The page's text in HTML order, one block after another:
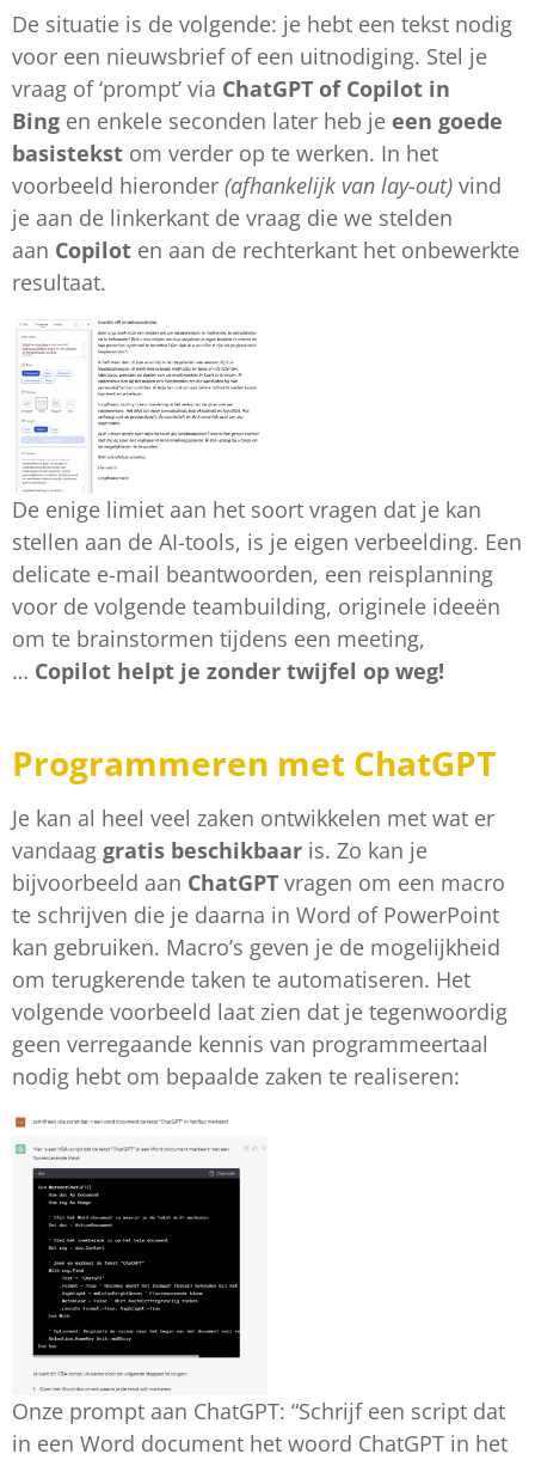
De situatie is de volgende: je hebt een tekst nodig
voor een nieuwsbrief of een uitnodiging. Stel je
vraag of ‘prompt’ via ChatGPT of Copilot in
Bing en enkele seconden later heb je een goede
basistekst om verder op te werken. In het
voorbeeld hieronder (afhankelijk van lay-out) vind
je aan de linkerkant de vraag die we stelden
aan Copilot en aan de rechterkant het onbewerkte
resultaat.
De enige limiet aan het soort vragen dat je kan
stellen aan de AI-tools, is je eigen verbeelding. Een
delicate e-mail beantwoorden, een reisplanning
voor de volgende teambuilding, originele ideeën
om te brainstormen tijdens een meeting,
… Copilot helpt je zonder twijfel op weg!
Programmeren met ChatGPT
Je kan al heel veel zaken ontwikkelen met wat er
vandaag gratis beschikbaar is. Zo kan je
bijvoorbeeld aan ChatGPT vragen om een macro
te schrijven die je daarna in Word of PowerPoint
kan gebruiken. Macro’s geven je de mogelijkheid
om terugkerende taken te automatiseren. Het
volgende voorbeeld laat zien dat je tegenwoordig
geen verregaande kennis van programmeertaal
nodig hebt om bepaalde zaken te realiseren:
Onze prompt aan ChatGPT: “Schrijf een script dat
in een Word document het woord ChatGPT in het